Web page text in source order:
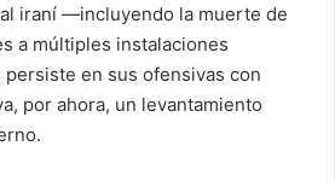
iraní —incluyendo la muerte de
a múltiples instalaciones
en sus ofensivas con
por ahora, un levantamiento